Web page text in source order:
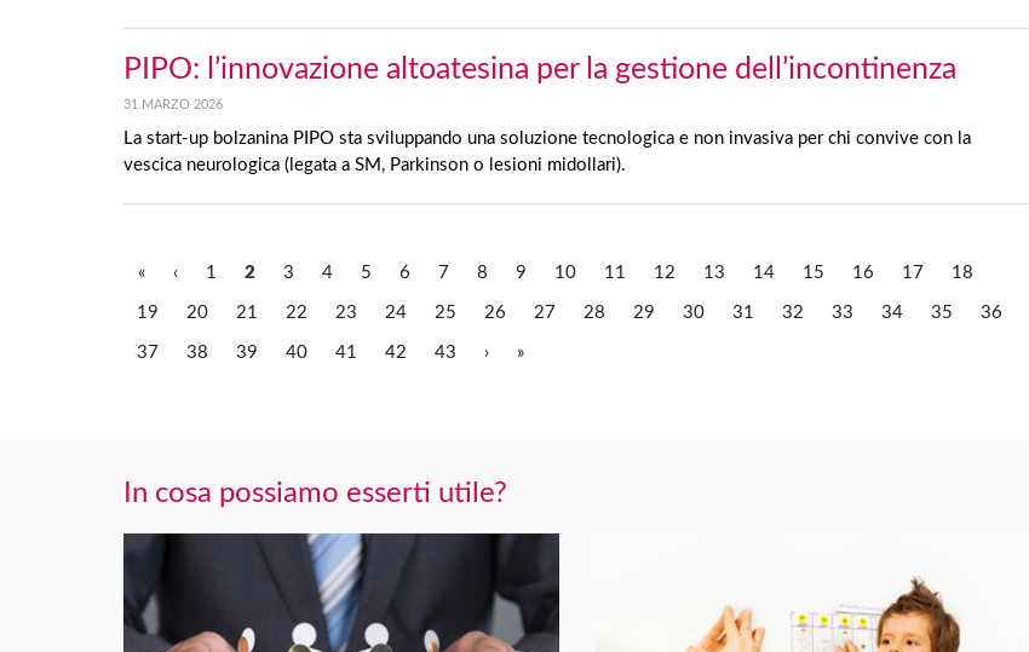
PIPO: l’innovazione altoatesina per la gestione dell’incontinenza
31 MARZO 2026
La start-up bolzanina PIPO sta sviluppando una soluzione tecnologica e non invasiva per chi convive con la
vescica neurologica (legata a SM, Parkinson o lesioni midollari).
« ‹ 1 2 3 4 5 6 7 8 9 10 11 12 13 14 15 16 17 18
19 20 21 22 23 24 25 26 27 28 29 30 31 32 33 34 35 36
37 38 39 40 41 42 43 › »
In cosa possiamo esserti utile?